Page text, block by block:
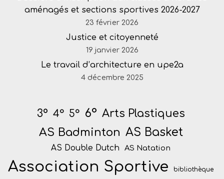
aménagés et sections sportives 2026-2027
23 février 2026
Justice et citoyenneté
19 janvier 2026
Le travail d’architecture en upe2a
4 décembre 2025
3° 4° 5° 6° Arts Plastiques
AS Badminton AS Basket
AS Double Dutch AS Natation
Association Sportive bibliothèque